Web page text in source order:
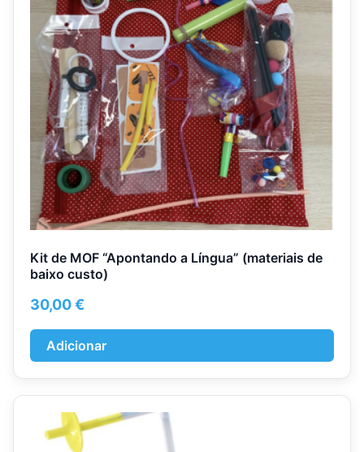
Kit de MOF “Apontando a Língua” (materiais de
baixo custo)
30,00€
Adicionar